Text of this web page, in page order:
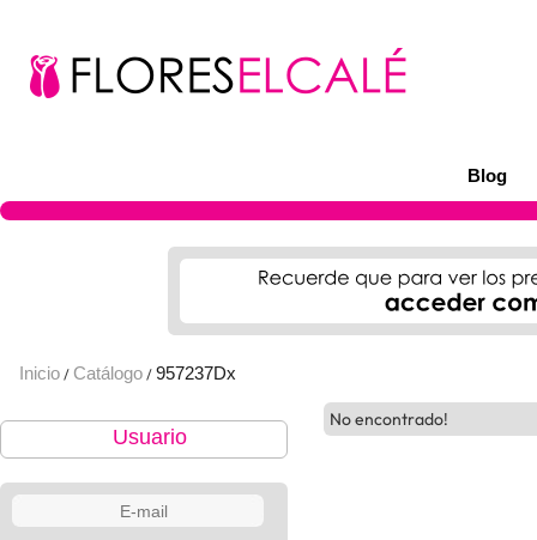
Blog
Inicio / Catálogo / 957237Dx
Usuario
No encontrado!